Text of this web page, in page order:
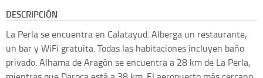
DESCRIPCIÓN
La Perla se encuentra en Calatayud. Alberga un restaurante,
un bar y WiFi gratuita. Todas las habitaciones incluyen baño
privado. Alhama de Aragón se encuentra a 28 km de La Perla,